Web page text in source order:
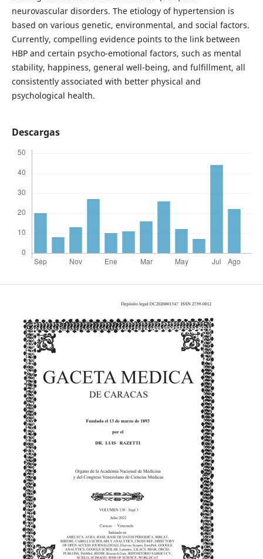
neurovascular disorders. The etiology of hypertension is
based on various genetic, environmental, and social factors.
Currently, compelling evidence points to the link between
HBP and certain psycho-emotional factors, such as mental
stability, happiness, general well-being, and fulfillment, all
consistently associated with better physical and
psychological health.
Descargas